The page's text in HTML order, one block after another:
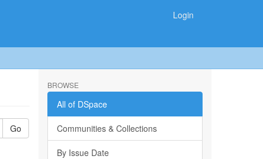
Login
Go
BROWSE
All of DSpace
Communities & Collections
By Issue Date